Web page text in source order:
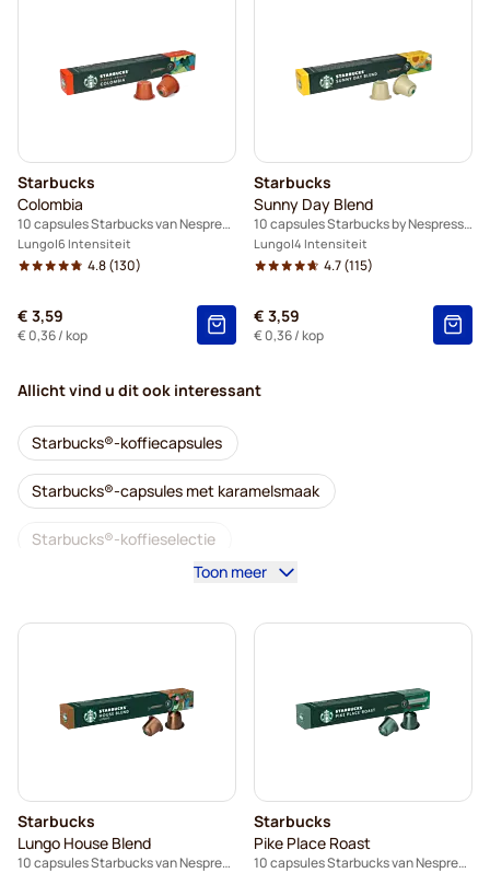
Starbucks
Colombia
10 capsules Starbucks van Nespresso®
Lungo 6 Intensiteit
4.8(130)
€ 3,59
€ 0,36/ kop
Starbucks
Sunny Day Blend
10 capsules Starbucks by Nespresso®
Lungo 4 Intensiteit
4.7(115)
€ 3,59
€ 0,36/ kop
Starbucks
Lungo House Blend
10 capsules Starbucks van Nespresso®
Starbucks
Pike Place Roast
10 capsules Starbucks van Nespresso®
Allicht vind u dit ook interessant
Starbucks®-koffiecapsules
Starbucks®-capsules met karamelsmaak
Starbucks®-koffieselectie
Starbucks® klaar om te drinken
Starbucks®-espressoselectie
Toon meer